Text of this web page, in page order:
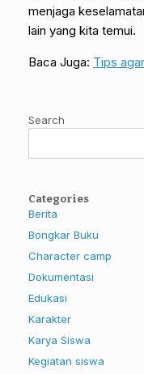
menjaga
lain yang kita temui.
Baca Juga: Tips
Search
Categories
Berita
Bongkar Buku
Character camp
Dokumentasi
Edukasi
Karakter
Karya Siswa
Kegiatan siswa